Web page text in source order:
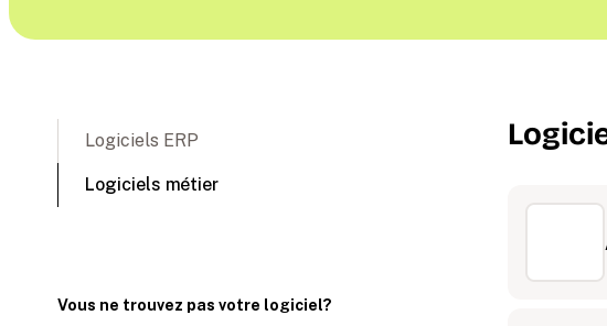
Logiciels ERP
Logiciels métier
Vous ne trouvez pas votre logiciel?